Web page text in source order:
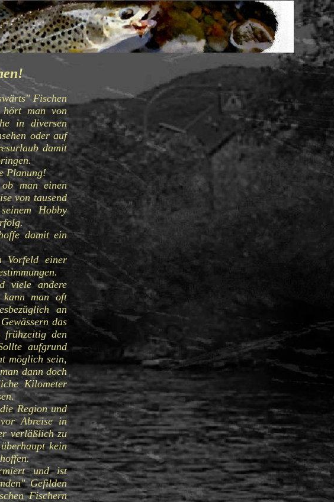
Fischen
hört man von
in diversen
oder auf
damit
Planung!
man einen
von tausend
Hobby
damit ein
Vorfeld einer
viele andere
kann man oft
an
das
den
aufgrund
möglich sein,
dann doch
Kilometer
Region und
Abreise in
verläßlich zu
kein
und ist
Gefilden
Fischern